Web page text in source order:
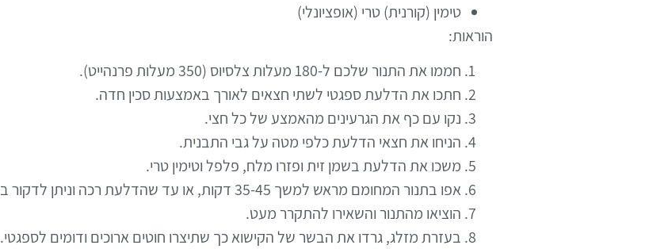
טימין (קורנית) טרי (אופציונלי)
הוראות:
חממו את התנור שלכם ל-180 מעלות צלסיוס (350 מעלות פרנהייט).
חתכו את הדלעת ספגטי לשתי חצאים לאורך באמצעות סכין חדה.
נקו עם כף את הגרעינים מהאמצע של כל חצי.
הניחו את חצאי הדלעת כלפי מטה על גבי התבנית.
משכו את הדלעת בשמן זית ופזרו מלח, פלפל וטימין טרי.
אפו בתנור המחומם מראש למשך 35-45 דקות, או עד שהדלעת רכה וניתן לדקור בקלות בעזרת מזלג.
הוציאו מהתנור והשאירו להתקרר מעט.
בעזרת מזלג, גרדו את הבשר של הקישוא כך שתיצרו חוטים ארוכים ודומים לספגטי.